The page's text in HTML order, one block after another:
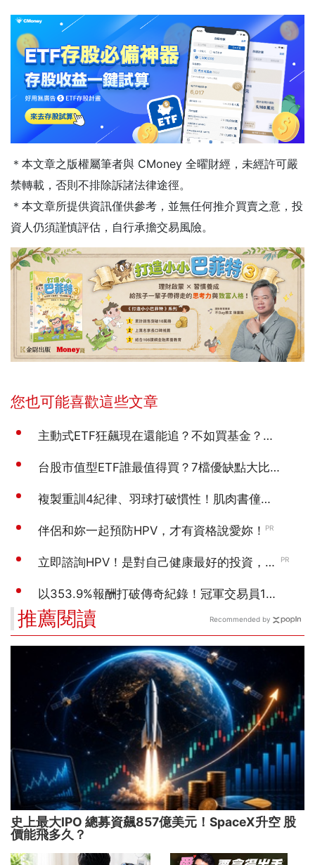
＊本文章之版權屬筆者與 CMoney 全曜財經，未經許可嚴
禁轉載，否則不排除訴諸法律途徑。
＊本文章所提供資訊僅供參考，並無任何推介買賣之意，投
資人仍須謹慎評估，自行承擔交易風險。
推薦閱讀
史上最大IPO 總募資飆857億美元！SpaceX升空 股
價能飛多久？
Recommended by